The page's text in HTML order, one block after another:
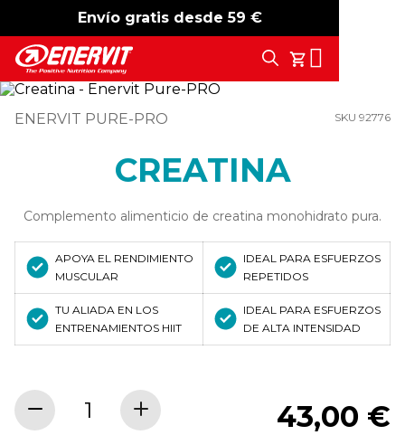
Envío gratis desde 59 €
-15% free shipping
Tu Carrito
Search
ENERVIT PURE-PRO SKU 92776
CREATINA
Complemento alimenticio de creatina monohidrato pura.
APOYA EL RENDIMIENTO
MUSCULAR
IDEAL PARA ESFUERZOS
REPETIDOS
TU ALIADA EN LOS
ENTRENAMIENTOS HIIT
IDEAL PARA ESFUERZOS
DE ALTA INTENSIDAD
43,00 €